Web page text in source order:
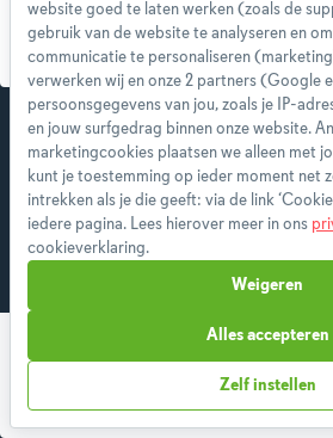
Meer spiermassa
Volgende
website goed te laten werken (zoals de
gebruik van de website te analyseren en
communicatie te personaliseren
verwerken wij en onze 2 partners (Google
persoonsgegevens van jou, zoals je IP-
en jouw surfgedrag binnen onze website.
marketingcookies plaatsen we alleen met
kunt je toestemming op ieder moment net
intrekken als je die geeft: via de link
iedere pagina. Lees hierover meer in ons
cookieverklaring.
Zelf instellen
Weigeren
Alles accepteren